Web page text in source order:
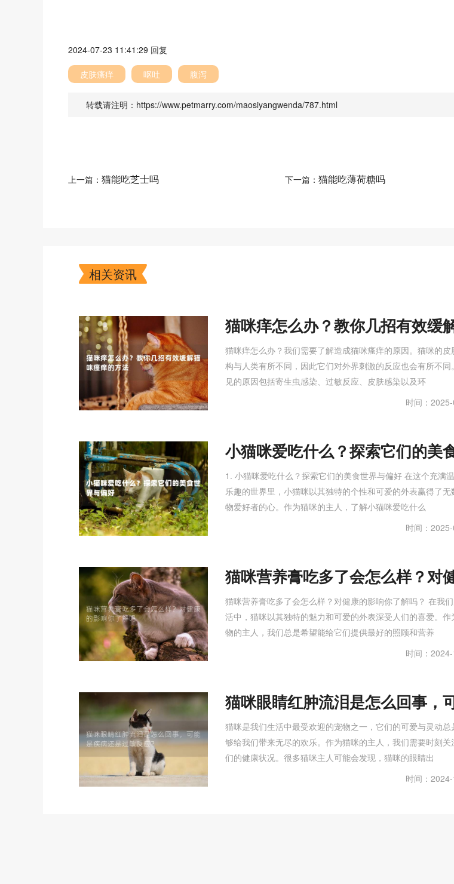
2024-07-23 11:41:29 回复
皮肤瘙痒 呕吐 腹泻
转载请注明：https://www.petmarry.com/maosiyangwenda/787.html
上一篇： 猫能吃芝士吗 下一篇：猫能吃薄荷糖吗
相关资讯
猫咪痒怎么办？教你几招有效缓
咪瘙痒的方法
猫咪痒怎么办？我们需要了解造成猫咪瘙痒的原因。猫咪的皮
构与人类有所不同，因此它们对外界刺激的反应也会有所不同
见的原因包括寄生虫感染、过敏反应、皮肤感染以及环
时间：
小猫咪爱吃什么？探索它们的美
界与偏好
1. 小猫咪爱吃什么？探索它们的美食世界与偏好 在这个充满
乐趣的世界里，小猫咪以其独特的个性和可爱的外表赢得了无
物爱好者的心。作为猫咪的主人，了解小猫咪爱吃什么
时间：
猫咪营养膏吃多了会怎么样？对
的影响你了解吗
猫咪营养膏吃多了会怎么样？对健康的影响你了解吗？ 在我
活中，猫咪以其独特的魅力和可爱的外表深受人们的喜爱。作
物的主人，我们总是希望能给它们提供最好的照顾和营养
时间：
猫咪眼睛红肿流泪是怎么回事，
是疾病还是过敏反应？
猫咪是我们生活中最受欢迎的宠物之一，它们的可爱与灵动总
够给我们带来无尽的欢乐。作为猫咪的主人，我们需要时刻关
们的健康状况。很多猫咪主人可能会发现，猫咪的眼睛出
时间：